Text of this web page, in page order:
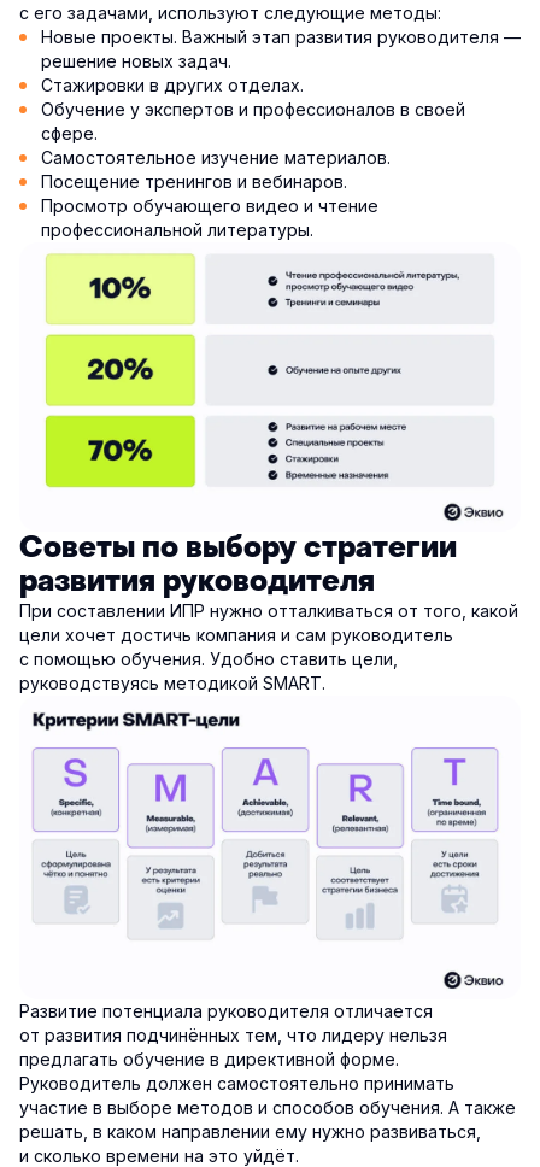
с его задачами, используют следующие методы:
Новые проекты. Важный этап развития руководителя —
решение новых задач.
Стажировки в других отделах.
Обучение у экспертов и профессионалов в своей
сфере.
Самостоятельное изучение материалов.
Посещение тренингов и вебинаров.
Просмотр обучающего видео и чтение
профессиональной литературы.
Советы по выбору стратегии
развития руководителя
При составлении ИПР нужно отталкиваться от того, какой
цели хочет достичь компания и сам руководитель
с помощью обучения. Удобно ставить цели,
руководствуясь методикой SMART.
Развитие потенциала руководителя отличается
от развития подчинённых тем, что лидеру нельзя
предлагать обучение в директивной форме.
Руководитель должен самостоятельно принимать
участие в выборе методов и способов обучения. А также
решать, в каком направлении ему нужно развиваться,
и сколько времени на это уйдёт.